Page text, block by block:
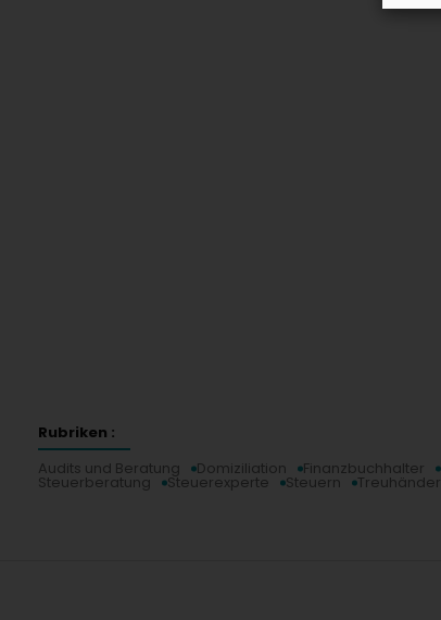
Rubriken :
Audits und Beratung
Domiziliation Finanzbuchhalter
Steuerberatung Steuerexperte Steuern Treuhänder